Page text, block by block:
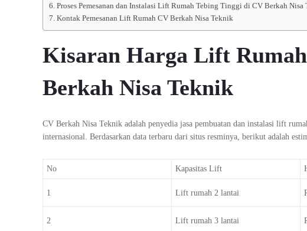
Proses Pemesanan dan Instalasi Lift Rumah Tebing Tinggi di CV Berkah Nisa
Kontak Pemesanan Lift Rumah CV Berkah Nisa Teknik
Kisaran Harga Lift
Berkah Nisa Teknik
CV Berkah Nisa Teknik adalah penyedia jasa pembuatan dan instalasi lift
internasional. Berdasarkan data terbaru dari situs resminya, berikut adalah
No Kapasitas Lift
1 Lift rumah 2 lantai
2 Lift rumah 3 lantai